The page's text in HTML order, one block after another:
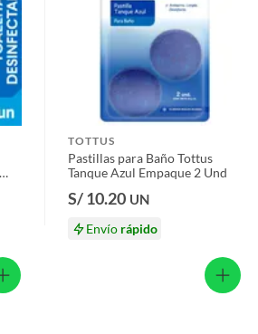
TOTTUS
Pastillas para Baño Tottus
Tanque Azul Empaque 2 Und
S/ 10.20 UN
Envío rápido